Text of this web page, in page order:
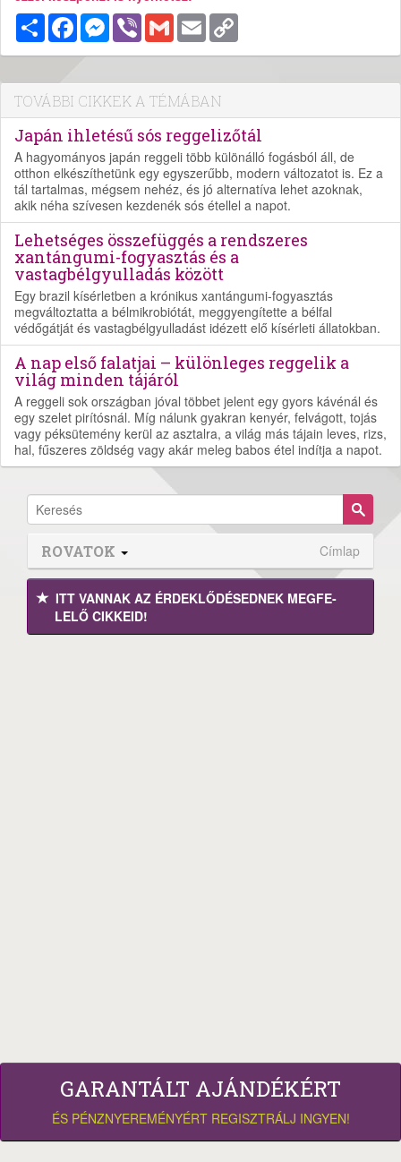
MegosztásFacebookMessenger
Viber Gmail Email
TOVÁBBI CIKKEK A TÉMÁBAN
Japán ihletésű sós reggelizőtál
A hagyományos japán reggeli több különálló fogásból áll, de
otthon elkészíthetünk egy egyszerűbb, modern változatot is. Ez a
tál tartalmas, mégsem nehéz, és jó alternatíva lehet azoknak,
akik néha szívesen kezdenék sós étellel a napot.
Lehetséges összefüggés a rendszeres
xantángumi-fogyasztás és a
vastagbélgyulladás között
Egy brazil kísérletben a krónikus xantángumi-fogyasztás
megváltoztatta a bélmikrobiótát, meggyengítette a bélfal
védőgátját és vastagbélgyulladást idézett elő kísérleti állatokban.
A nap első falatjai – különleges reggelik a
világ minden tájáról
A reggeli sok országban jóval többet jelent egy gyors kávénál és
egy szelet pirítósnál. Míg nálunk gyakran kenyér, felvágott, tojás
vagy péksütemény kerül az asztalra, a világ más tájain leves, rizs,
hal, fűszeres zöldség vagy akár meleg babos étel indítja a napot.
ROVATOK Címlap
ITT VANNAK AZ ÉRDEK­LŐDÉ­SEDNEK MEGFE­
LELŐ CIKKEID!
GARANTÁLT AJÁNDÉKÉRT
ÉS PÉNZNYEREMÉNYÉRT REGISZTRÁLJ INGYEN!